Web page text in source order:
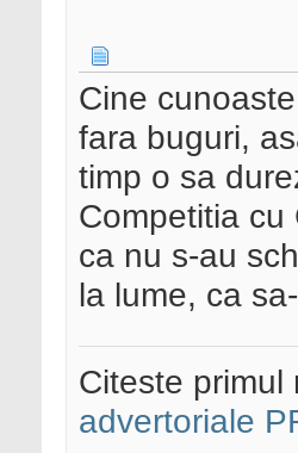
Cine
fara buguri,
timp o sa
Competitia
ca nu s-au
la lume, ca
Citeste primul
advertoriale